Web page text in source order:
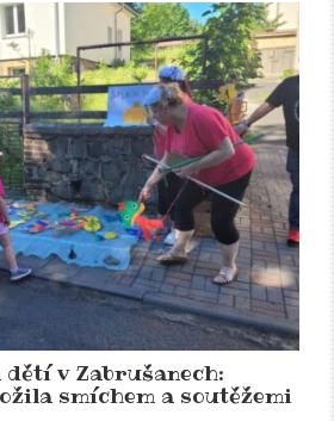
dětí v Zabrušanech:
smíchem a soutěžemi